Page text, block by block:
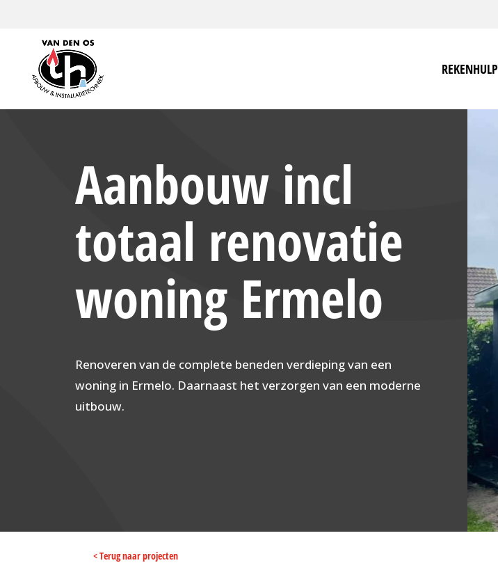
REKENHULP
Aanbouw incl
totaal renovatie
woning Ermelo
Renoveren van de complete beneden verdieping van een
woning in Ermelo. Daarnaast het verzorgen van een moderne
uitbouw.
< Terug naar projecten